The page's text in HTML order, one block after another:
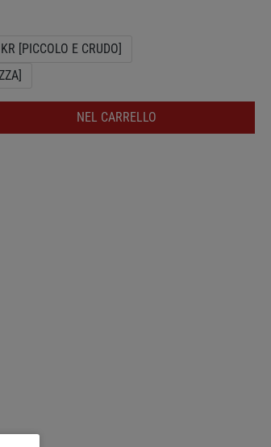
KR [PICCOLO E CRUDO]
inserisci la quantità
NEL CARRELLO